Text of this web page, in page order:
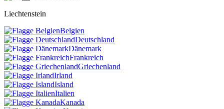
Liechtenstein
Belgien
Deutschland
Dänemark
Frankreich
Griechenland
Irland
Island
Italien
Kanada